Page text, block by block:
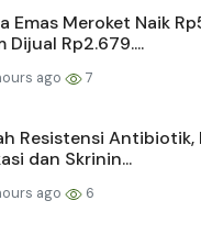
Emas Meroket Naik
Dijual Rp2.679....
ago 7
Resistensi Antibiotik,
dan Skrinin...
ago 6